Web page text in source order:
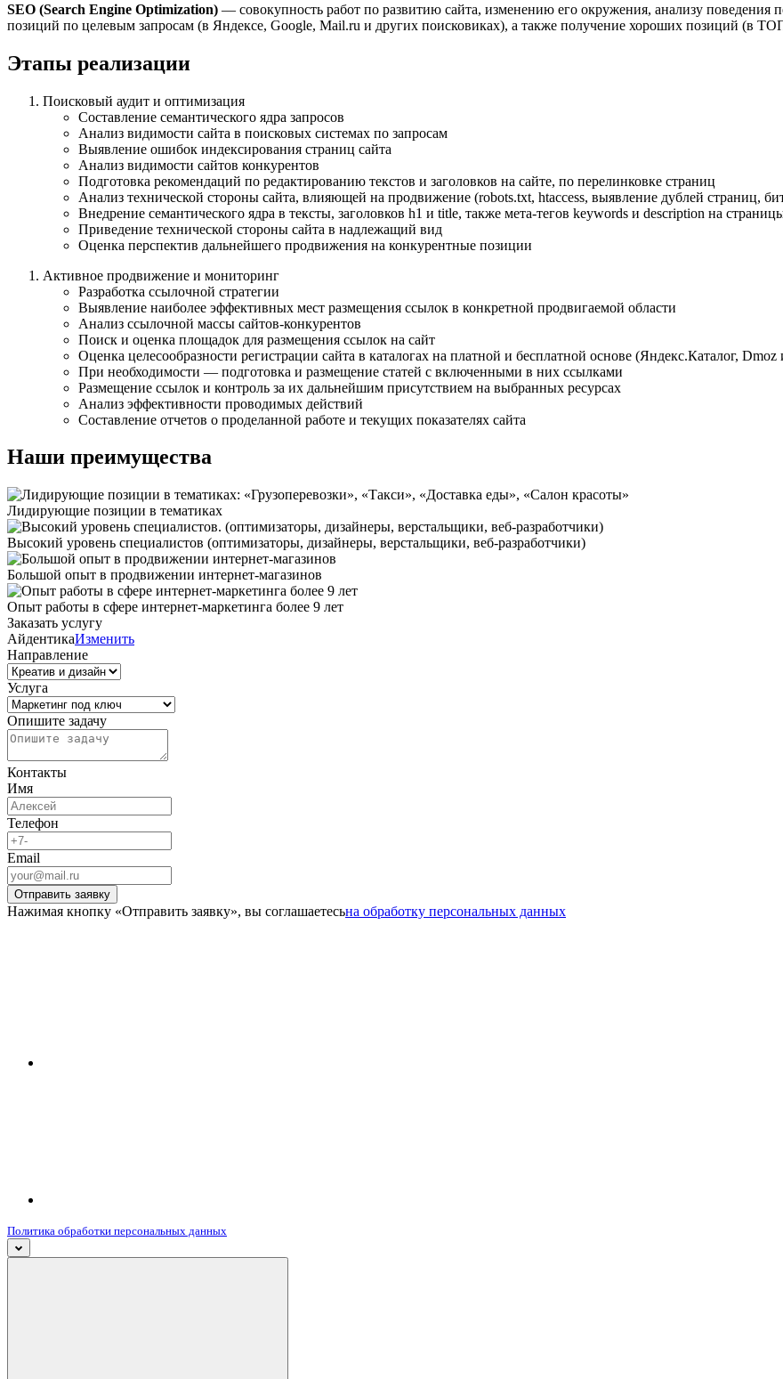
SEO (Search Engine Optimization) — совокупность работ по развитию сайта, изменению его окружения, анализу поведения
позиций по целевым запросам (в Яндексе, Google, Mail.ru и других поисковиках), а также получение хороших позиций (в
Этапы реализации
Поисковый аудит и оптимизация
Составление семантического ядра запросов
Анализ видимости сайта в поисковых системах по запросам
Выявление ошибок индексирования страниц сайта
Анализ видимости сайтов конкурентов
Подготовка рекомендаций по редактированию текстов и заголовков на сайте, по перелинковке страниц
Анализ технической стороны сайта, влияющей на продвижение (robots.txt, htaccess, выявление дублей страниц,
Внедрение семантического ядра в тексты, заголовков h1 и title, также мета-тегов keywords и description на
Приведение технической стороны сайта в надлежащий вид
Оценка перспектив дальнейшего продвижения на конкурентные позиции
Активное продвижение и мониторинг
Разработка ссылочной стратегии
Выявление наиболее эффективных мест размещения ссылок в конкретной продвигаемой области
Анализ ссылочной массы сайтов-конкурентов
Поиск и оценка площадок для размещения ссылок на сайт
Оценка целесообразности регистрации сайта в каталогах на платной и бесплатной основе (Яндекс.Каталог, Dmoz
При необходимости — подготовка и размещение статей с включенными в них ссылками
Размещение ссылок и контроль за их дальнейшим присутствием на выбранных ресурсах
Анализ эффективности проводимых действий
Составление отчетов о проделанной работе и текущих показателях сайта
Наши преимущества
Лидирующие позиции в тематиках
Высокий уровень специалистов (оптимизаторы, дизайнеры, верстальщики, веб-разработчики)
Большой опыт в продвижении интернет-магазинов
Опыт работы в сфере интернет-маркетинга более 9 лет
Заказать услугу
АйдентикаИзменить
Направление
Услуга
Опишите задачу
Контакты
Имя
Телефон
Email
Отправить заявку
Нажимая кнопку «Отправить заявку», вы соглашаетесьна обработку персональных данных
Политика обработки персональных данных